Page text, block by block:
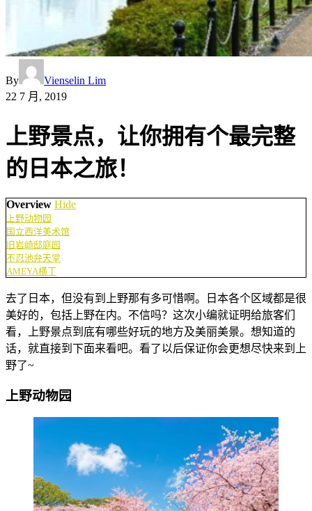
By
Vienselin Lim
22 7 月, 2019
上野景点，让你拥有个最完整
的日本之旅！
Overview Hide
上野动物园
国立西洋美术馆
旧岩崎邸庭园
不忍池弁天堂
AMEYA横丁
去了日本，但没有到上野那有多可惜啊。日本各个区域都是很
美好的，包括上野在内。不信吗？这次小编就证明给旅客们
看，上野景点到底有哪些好玩的地方及美丽美景。想知道的
话，就直接到下面来看吧。看了以后保证你会更想尽快来到上
野了~
上野动物园